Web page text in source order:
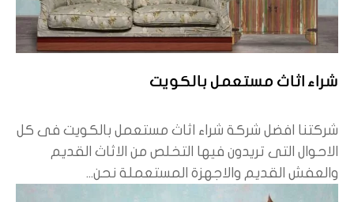
شراء اثاث مستعمل بالكويت
شركتنا افضل شركة شراء اثاث مستعمل بالكويت فى كل
الاحوال التى تريدون فيها التخلص من الاثاث القديم
والعفش القديم والاجهزة المستعملة نحن...